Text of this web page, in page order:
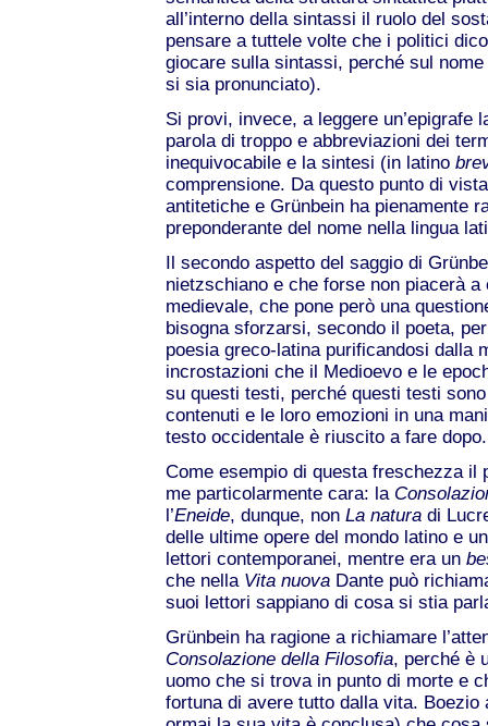
all’interno della sintassi il ruolo del
pensare a tuttele volte che i politici
giocare sulla sintassi, perché sul
si sia pronunciato).
Si provi, invece, a leggere un’epigrafe
parola di troppo e abbreviazioni dei
inequivocabile e la sintesi (in latino
comprensione. Da questo punto di
antitetiche e Grünbein ha pienamente
preponderante del nome nella lingua
Il secondo aspetto del saggio di
nietzschiano e che forse non piacerà
medievale, che pone però una
bisogna sforzarsi, secondo il poeta,
poesia greco-latina purificandosi dalla
incrostazioni che il Medioevo e le
su questi testi, perché questi testi
contenuti e le loro emozioni in una
testo occidentale è riuscito a fare dopo.
Come esempio di questa freschezza il
me particolarmente cara: la
l’Eneide, dunque, non La natura di
delle ultime opere del mondo latino e
lettori contemporanei, mentre era un
che nella Vita nuova Dante può
suoi lettori sappiano di cosa si stia
Grünbein ha ragione a richiamare
Consolazione della Filosofia, perché è
uomo che si trova in punto di morte e
fortuna di avere tutto dalla vita.